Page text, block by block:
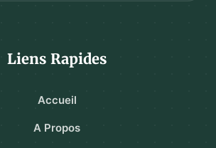
Liens Rapides
Accueil
A Propos